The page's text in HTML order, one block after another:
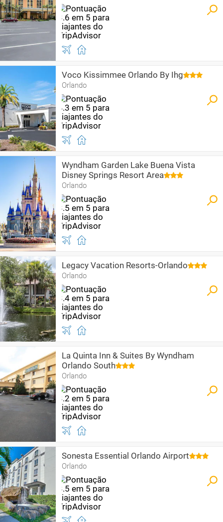
Voco Kissimmee Orlando By Ihg
Orlando
Wyndham Garden Lake Buena Vista
Disney Springs Resort Area
Orlando
Legacy Vacation Resorts-Orlando
Orlando
La Quinta Inn & Suites By Wyndham
Orlando South
Orlando
Sonesta Essential Orlando Airport
Orlando